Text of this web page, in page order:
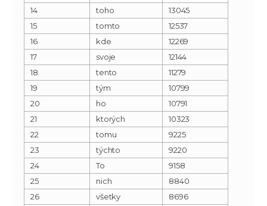
14
toho
13045
15
tomto
12537
16
kde
12269
17
svoje
12144
18
tento
11279
19
tým
10799
20
ho
10791
21
ktorých
10323
22
tomu
9225
23
týchto
9220
24
To
9158
25
nich
8840
26
všetky
8696